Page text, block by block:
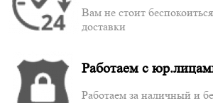
Вам не стоит
доставки
Работаем с
Работаем за наличный и